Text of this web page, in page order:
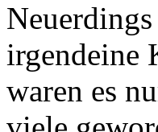
irgendeine
waren es